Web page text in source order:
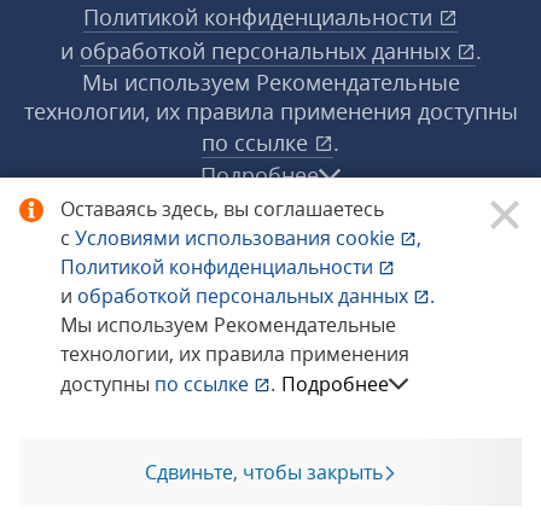
Оставаясь здесь, вы соглашаетесь
с Условиями использования cookie
,
Политикой конфиденциальности
и обработкой персональных данных
.
Мы используем Рекомендательные
технологии, их правила применения
доступны по ссылке . Подробнее
Сдвиньте, чтобы закрыть
Политикой конфиденциальности
и обработкой персональных данных
.
Мы используем Рекомендательные
технологии, их правила применения доступны
по ссылке
.
Подробнее
© 1998−2026 «1С‑Рарус» ®. Все права
защищены.
Сообщить об ошибке
Позвоните мне